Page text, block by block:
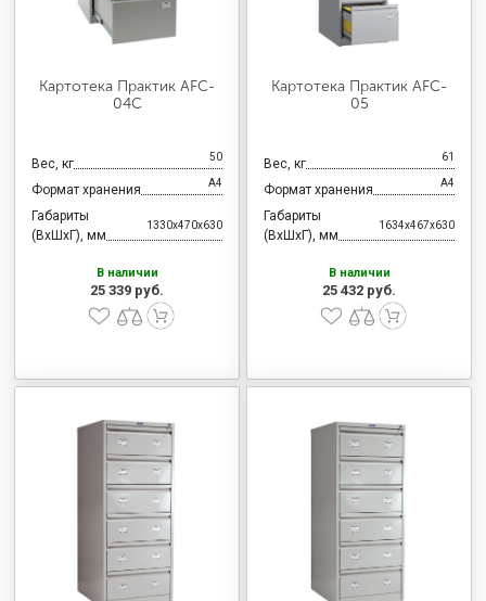
Картотека Практик AFC-
04С
Вес, кг 50
Формат хранения А4
Габариты
(ВхШхГ), мм
1330x470x630
В наличии
25 339 руб.
Картотека Практик AFC-
05
Вес, кг 61
Формат хранения А4
Габариты
(ВхШхГ), мм
1634x467x630
В наличии
25 432 руб.